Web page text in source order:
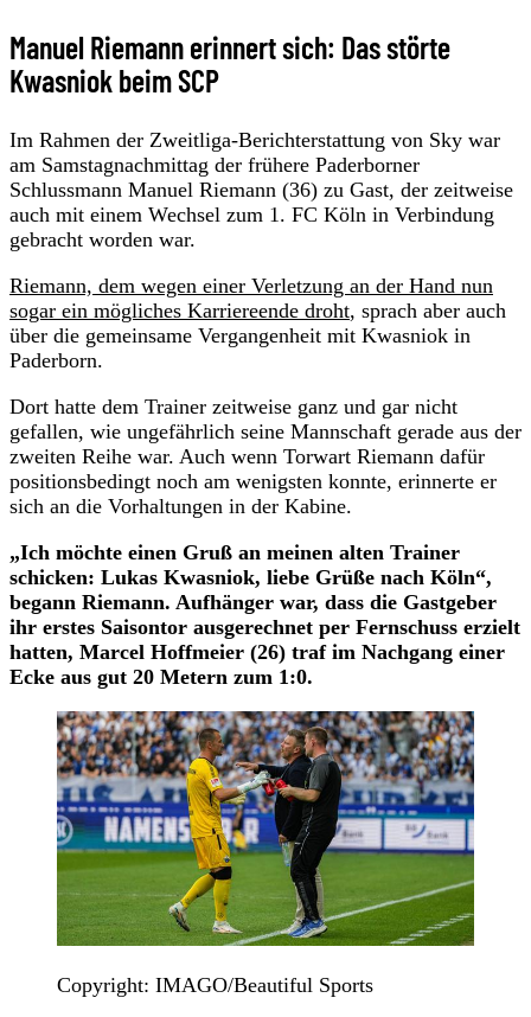
Manuel Riemann erinnert sich: Das störte
Kwasniok beim SCP
Im Rahmen der Zweitliga-Berichterstattung von Sky war
am Samstagnachmittag der frühere Paderborner
Schlussmann Manuel Riemann (36) zu Gast, der zeitweise
auch mit einem Wechsel zum 1. FC Köln in Verbindung
gebracht worden war.
Riemann, dem wegen einer Verletzung an der Hand nun
sogar ein mögliches Karriereende droht, sprach aber auch
über die gemeinsame Vergangenheit mit Kwasniok in
Paderborn.
Dort hatte dem Trainer zeitweise ganz und gar nicht
gefallen, wie ungefährlich seine Mannschaft gerade aus der
zweiten Reihe war. Auch wenn Torwart Riemann dafür
positionsbedingt noch am wenigsten konnte, erinnerte er
sich an die Vorhaltungen in der Kabine.
„Ich möchte einen Gruß an meinen alten Trainer
schicken: Lukas Kwasniok, liebe Grüße nach Köln“,
begann Riemann. Aufhänger war, dass die Gastgeber
ihr erstes Saisontor ausgerechnet per Fernschuss erzielt
hatten, Marcel Hoffmeier (26) traf im Nachgang einer
Ecke aus gut 20 Metern zum 1:0.
Copyright: IMAGO/Beautiful Sports